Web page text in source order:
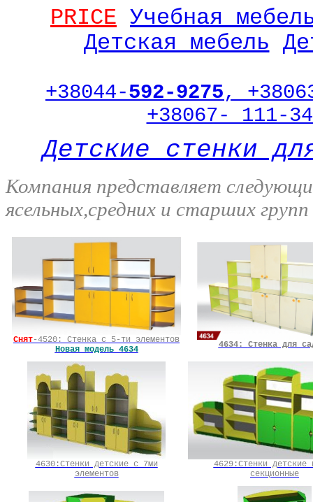
PRICE Учебная
Детская мебель
+38044-592-9275,
+38067- 111-
Детские стенки
Компания представляет
ясельных,средних и старших
Снят-4520: Стенка с 5-ти элементов
Новая модель 4634
4634: Стенка для
4630:Стенки детские с 7ми
элементов
4629:Стенки детские
секционные